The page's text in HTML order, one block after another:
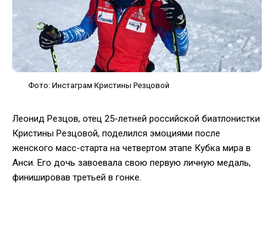
Фото: Инстаграм Кристины Резцовой
Леонид Резцов, отец 25-летней российской биатлонистки
Кристины Резцовой, поделился эмоциями после
женского масс-старта на четвертом этапе Кубка мира в
Анси. Его дочь завоевала свою первую личную медаль,
финишировав третьей в гонке.